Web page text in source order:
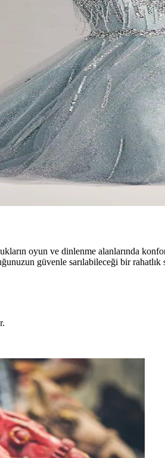
dayanıklı ve konforlu yapısıyla
Bir Seçenek Olarak Öne
sıkça tercih edilir.
ve Seçim Kriterleri
ve fonksiyonelliği bir arada sunar.
ve Zarif Kullanım İpuçları
tercih edilen modern bir renktir. Hem
Elbise Seçenekleri
oyun ve dinlenme alanlarında
güvenle sarılabileceği bir rahatlık